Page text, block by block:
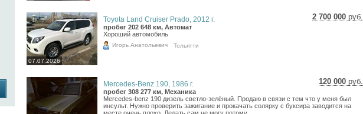
07.07.2026
2 700 000 руб.
Toyota Land Cruiser Prado, 2012 г.
пробег 202 648 км, Автомат
Хороший автомобиль
Игорь Анатольевич Тольятти
120 000 руб.
1 755 €
Mercedes-Benz 190, 1986 г.
пробег 308 277 км, Механика
Mercedes-benz 190 дизель светло-зелёный. Продаю в связи с тем что у меня был
инсульт. Нужно проверить зажигание и прокачать солярку с буксира заводится на